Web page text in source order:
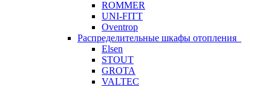
ROMMER
UNI-FITT
Oventrop
Распределительные шкафы отопления
Elsen
STOUT
GROTA
VALTEC